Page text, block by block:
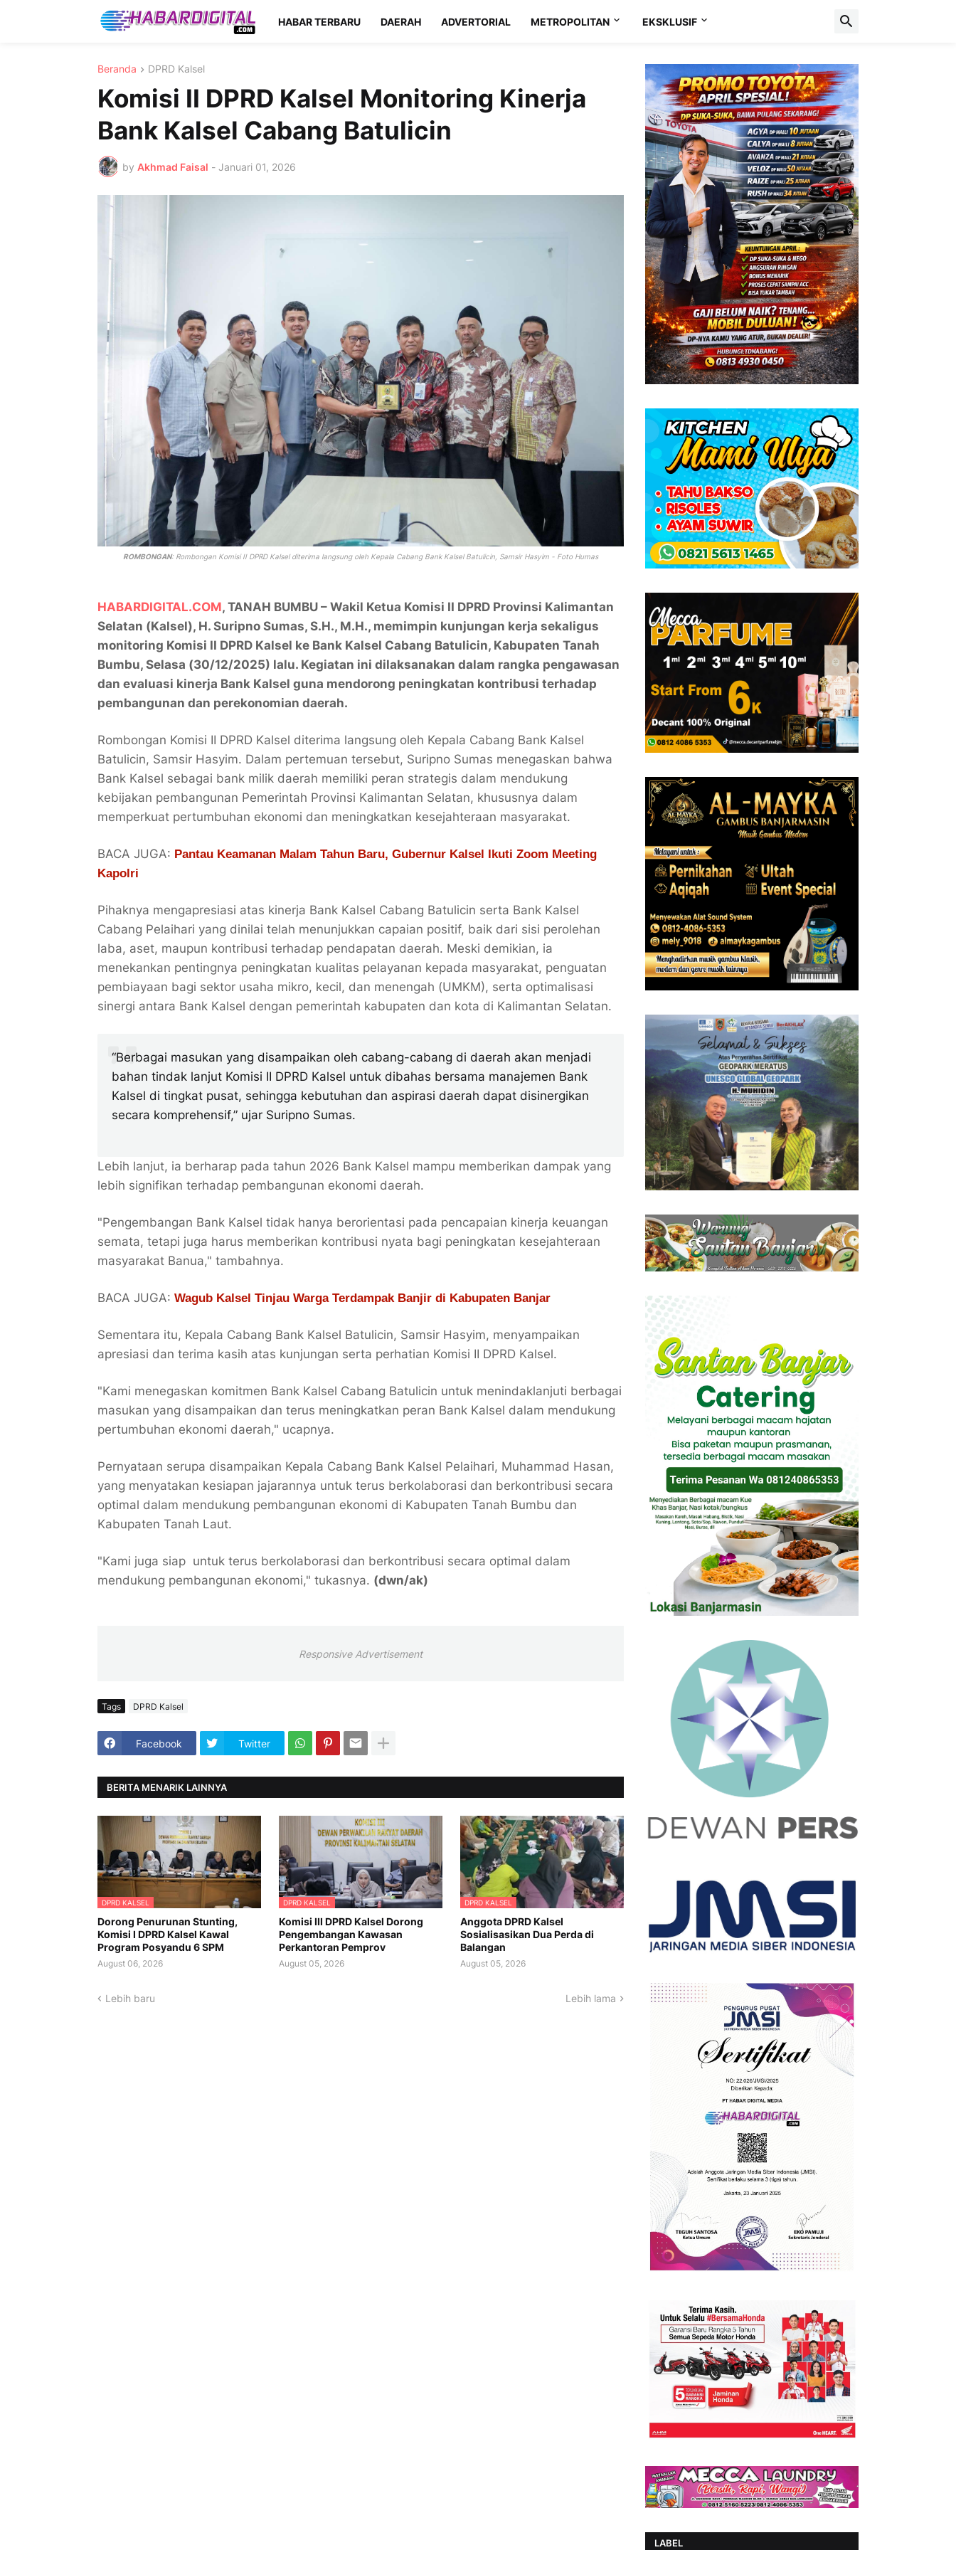
HABAR TERBARU DAERAH ADVERTORIAL METROPOLITAN EKSKLUSIF
Beranda DPRD Kalsel
Komisi II DPRD Kalsel Monitoring Kinerja
Bank Kalsel Cabang Batulicin
by Akhmad Faisal - Januari 01, 2026
ROMBONGAN: Rombongan Komisi II DPRD Kalsel diterima langsung oleh Kepala Cabang Bank Kalsel Batulicin, Samsir Hasyim - Foto Humas
HABARDIGITAL.COM, TANAH BUMBU – Wakil Ketua Komisi II DPRD Provinsi Kalimantan
Selatan (Kalsel), H. Suripno Sumas, S.H., M.H., memimpin kunjungan kerja sekaligus
monitoring Komisi II DPRD Kalsel ke Bank Kalsel Cabang Batulicin, Kabupaten Tanah
Bumbu, Selasa (30/12/2025) lalu. Kegiatan ini dilaksanakan dalam rangka pengawasan
dan evaluasi kinerja Bank Kalsel guna mendorong peningkatan kontribusi terhadap
pembangunan dan perekonomian daerah.
Rombongan Komisi II DPRD Kalsel diterima langsung oleh Kepala Cabang Bank Kalsel
Batulicin, Samsir Hasyim. Dalam pertemuan tersebut, Suripno Sumas menegaskan bahwa
Bank Kalsel sebagai bank milik daerah memiliki peran strategis dalam mendukung
kebijakan pembangunan Pemerintah Provinsi Kalimantan Selatan, khususnya dalam
memperkuat pertumbuhan ekonomi dan meningkatkan kesejahteraan masyarakat.
BACA JUGA: Pantau Keamanan Malam Tahun Baru, Gubernur Kalsel Ikuti Zoom Meeting
Kapolri
Pihaknya mengapresiasi atas kinerja Bank Kalsel Cabang Batulicin serta Bank Kalsel
Cabang Pelaihari yang dinilai telah menunjukkan capaian positif, baik dari sisi perolehan
laba, aset, maupun kontribusi terhadap pendapatan daerah. Meski demikian, ia
menekankan pentingnya peningkatan kualitas pelayanan kepada masyarakat, penguatan
pembiayaan bagi sektor usaha mikro, kecil, dan menengah (UMKM), serta optimalisasi
sinergi antara Bank Kalsel dengan pemerintah kabupaten dan kota di Kalimantan Selatan.
“Berbagai masukan yang disampaikan oleh cabang-cabang di daerah akan menjadi
bahan tindak lanjut Komisi II DPRD Kalsel untuk dibahas bersama manajemen Bank
Kalsel di tingkat pusat, sehingga kebutuhan dan aspirasi daerah dapat disinergikan
secara komprehensif,” ujar Suripno Sumas.
Lebih lanjut, ia berharap pada tahun 2026 Bank Kalsel mampu memberikan dampak yang
lebih signifikan terhadap pembangunan ekonomi daerah.
"Pengembangan Bank Kalsel tidak hanya berorientasi pada pencapaian kinerja keuangan
semata, tetapi juga harus memberikan kontribusi nyata bagi peningkatan kesejahteraan
masyarakat Banua," tambahnya.
BACA JUGA: Wagub Kalsel Tinjau Warga Terdampak Banjir di Kabupaten Banjar
Sementara itu, Kepala Cabang Bank Kalsel Batulicin, Samsir Hasyim, menyampaikan
apresiasi dan terima kasih atas kunjungan serta perhatian Komisi II DPRD Kalsel.
"Kami menegaskan komitmen Bank Kalsel Cabang Batulicin untuk menindaklanjuti berbagai
masukan yang disampaikan dan terus meningkatkan peran Bank Kalsel dalam mendukung
pertumbuhan ekonomi daerah," ucapnya.
Pernyataan serupa disampaikan Kepala Cabang Bank Kalsel Pelaihari, Muhammad Hasan,
yang menyatakan kesiapan jajarannya untuk terus berkolaborasi dan berkontribusi secara
optimal dalam mendukung pembangunan ekonomi di Kabupaten Tanah Bumbu dan
Kabupaten Tanah Laut.
"Kami juga siap untuk terus berkolaborasi dan berkontribusi secara optimal dalam
mendukung pembangunan ekonomi," tukasnya. (dwn/ak)
Responsive Advertisement
Tags DPRD Kalsel
Facebook Twitter
BERITA MENARIK LAINNYA
DPRD KALSEL
Dorong Penurunan Stunting,
Komisi I DPRD Kalsel Kawal
Program Posyandu 6 SPM
August 06, 2026
DPRD KALSEL
Komisi III DPRD Kalsel Dorong
Pengembangan Kawasan
Perkantoran Pemprov
August 05, 2026
DPRD KALSEL
Anggota DPRD Kalsel
Sosialisasikan Dua Perda di
Balangan
August 05, 2026
Lebih baru Lebih lama
LABEL